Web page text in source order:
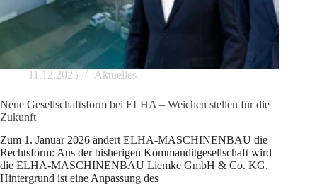
11.12.2025 Aktuelles
Neue Gesellschaftsform bei ELHA – Weichen stellen für die
Zukunft
Zum 1. Januar 2026 ändert ELHA-MASCHINENBAU die
Rechtsform: Aus der bisherigen Kommanditgesellschaft wird
die ELHA-MASCHINENBAU Liemke GmbH & Co. KG.
Hintergrund ist eine Anpassung des